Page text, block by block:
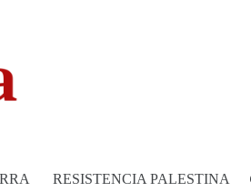
RESISTENCIA PALESTINA